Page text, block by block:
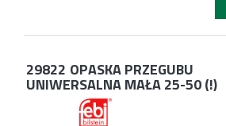
29822 OPASKA PRZEGUBU
UNIWERSALNA MAŁA 25-50 (!)